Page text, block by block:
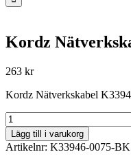
Kordz
263 kr
Kordz Nätverkskabel
Kordz
Nätverkskabel
K33946-
0075-
Lägg till i varukorg
Artikelnr: K33946-0075-BK